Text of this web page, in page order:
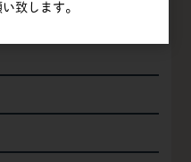
致します。